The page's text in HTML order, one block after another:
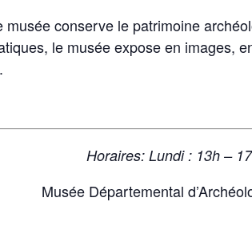
musée conserve le patrimoine
le musée expose en images,
Horaires: Lundi : 13h –
Musée Départemental